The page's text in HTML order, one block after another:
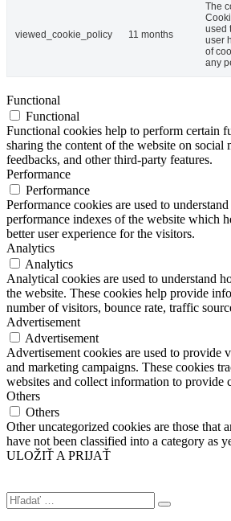
viewed_cookie_policy 11 months
The
used
user
of
any
Functional
Functional
Functional cookies help to perform certain
sharing the content of the website on social
feedbacks, and other third-party features.
Performance
Performance
Performance cookies are used to
performance indexes of the website which
better user experience for the visitors.
Analytics
Analytics
Analytical cookies are used to understand
the website. These cookies help provide
number of visitors, bounce rate, traffic
Advertisement
Advertisement
Advertisement cookies are used to provide
and marketing campaigns. These cookies
websites and collect information to provide
Others
Others
Other uncategorized cookies are those that
have not been classified into a category as
ULOŽIŤ A PRIJAŤ